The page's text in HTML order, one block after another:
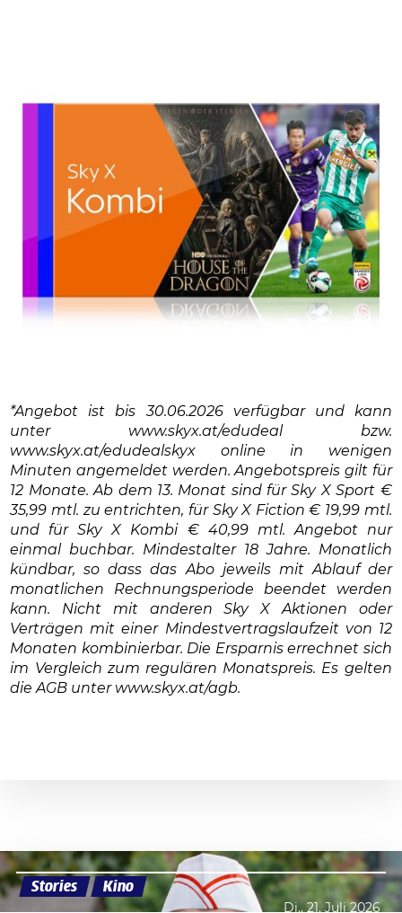
*Angebot ist bis 30.06.2026 verfügbar und kann
unter www.skyx.at/edudeal bzw.
www.skyx.at/edudealskyx online in wenigen
Minuten angemeldet werden. Angebotspreis gilt für
12 Monate. Ab dem 13. Monat sind für Sky X Sport €
35,99 mtl. zu entrichten, für Sky X Fiction € 19,99 mtl.
und für Sky X Kombi € 40,99 mtl. Angebot nur
einmal buchbar. Mindestalter 18 Jahre. Monatlich
kündbar, so dass das Abo jeweils mit Ablauf der
monatlichen Rechnungsperiode beendet werden
kann. Nicht mit anderen Sky X Aktionen oder
Verträgen mit einer Mindestvertragslaufzeit von 12
Monaten kombinierbar. Die Ersparnis errechnet sich
im Vergleich zum regulären Monatspreis. Es gelten
die AGB unter www.skyx.at/agb.
Stories Kino
Di., 21. Juli 2026